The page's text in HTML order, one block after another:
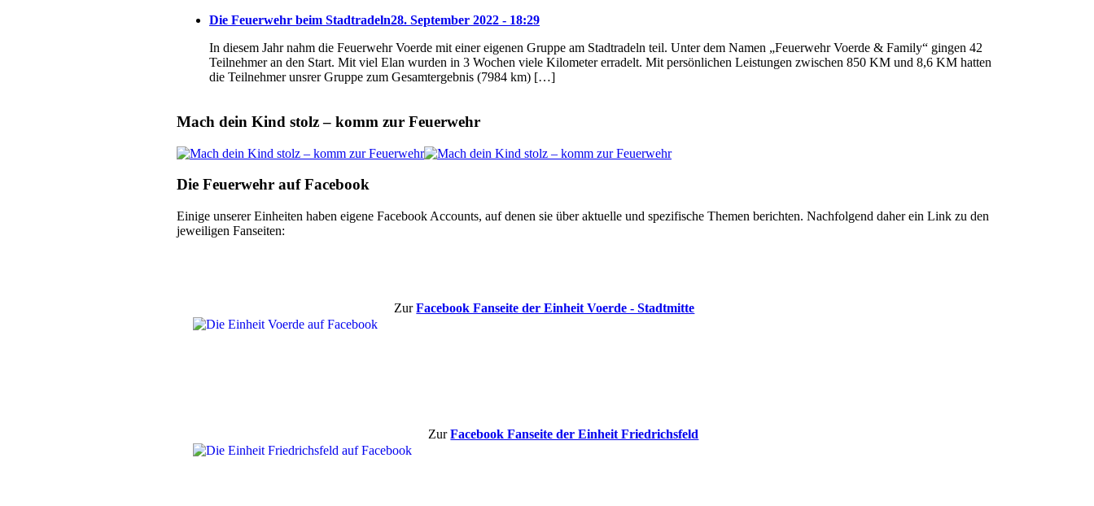
Die Feuerwehr beim Stadtradeln28. September 2022 - 18:29
In diesem Jahr nahm die Feuerwehr Voerde mit einer eigenen Gruppe am Stadtradeln teil. Unter dem Namen „Feuerwehr Voerde & Family“ gingen 42
Teilnehmer an den Start. Mit viel Elan wurden in 3 Wochen viele Kilometer erradelt. Mit persönlichen Leistungen zwischen 850 KM und 8,6 KM hatten
die Teilnehmer unsrer Gruppe zum Gesamtergebnis (7984 km) […]
Mach dein Kind stolz – komm zur Feuerwehr
Die Feuerwehr auf Facebook
Einige unserer Einheiten haben eigene Facebook Accounts, auf denen sie über aktuelle und spezifische Themen berichten. Nachfolgend daher ein Link zu den
jeweiligen Fanseiten:
ZurFacebook Fanseite der Einheit Voerde - Stadtmitte
ZurFacebook Fanseite der Einheit Friedrichsfeld